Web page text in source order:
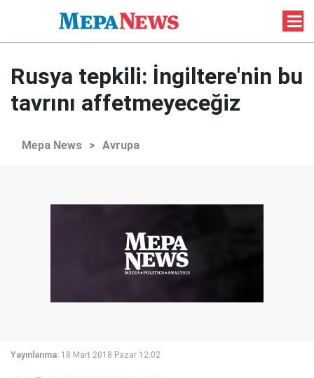
Rusya tepkili: İngiltere'nin bu
tavrını affetmeyeceğiz
Mepa News > Avrupa
Yayınlanma: 18 Mart 2018 Pazar 12:02